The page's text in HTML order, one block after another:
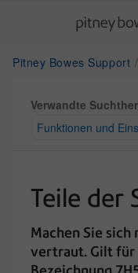
Pitney Bowes Support
Verwandte
Funktionen und
Teile der
Machen Sie sich
vertraut. Gilt für